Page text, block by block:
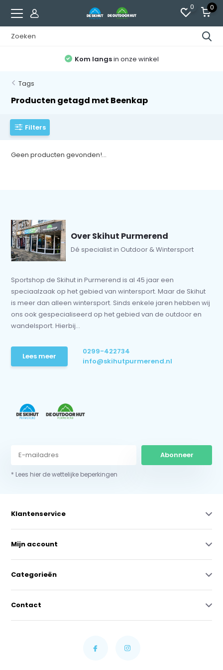
0 0
Kom langsin onze winkel
Tags
Producten getagd met Beenkap
Filters
Geen producten gevonden!...
Over Skihut Purmerend
Dé specialist in Outdoor & Wintersport
Sportshop de Skihut in Purmerend is al 45 jaar een
speciaalzaak op het gebied van wintersport. Maar de Skihut
is meer dan alleen wintersport. Sinds enkele jaren hebben wij
ons ook gespecialiseerd op het gebied van de outdoor en
wandelsport. Hierbij...
Lees meer
0299-422734
info@skihutpurmerend.nl
Abonneer
* Lees hier de wettelijke beperkingen
Klantenservice
Mijn account
Categorieën
Contact